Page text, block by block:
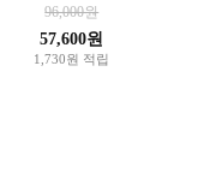
96,000원
57,600원
1,730원 적립